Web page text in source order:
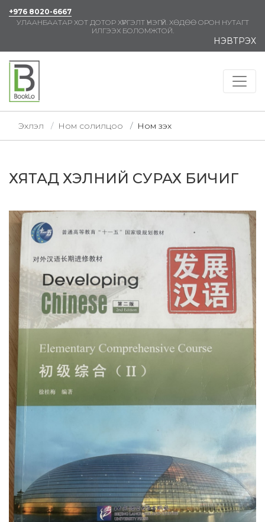
+976 8020-6667
УЛААНБААТАР ХОТ ДОТОР ХҮРГЭЛТ ҮНЭГҮЙ. ХӨДӨӨ ОРОН НУТАГТ
ИЛГЭЭХ БОЛОМЖТОЙ.
НЭВТРЭХ
Эхлэл Ном солилцоо Ном үзэх
ХЯТАД ХЭЛНИЙ СУРАХ БИЧИГ